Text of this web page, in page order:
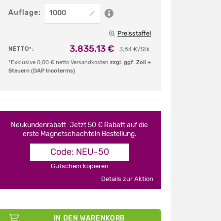
Auflage:
Preisstaffel
NETTO*: 3,84 €/Stk.
3.835,13 €
*Exklusive 0,00 € netto Versandkosten zzgl. ggf. Zoll +
Steuern (DAP Incoterms)
Neukundenrabatt: Jetzt 50 € Rabatt auf die
erste Magnetschachteln Bestellung.
Code: NEU-50
Gutschein kopieren
Details zur Aktion
IN DEN WARENKORB